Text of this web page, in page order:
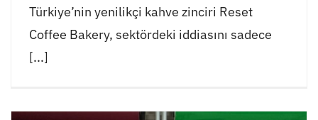
Türkiye’nin yenilikçi kahve zinciri Reset
Coffee Bakery, sektördeki iddiasını sadece
[...]